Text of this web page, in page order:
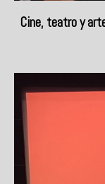
Cine, teatro y